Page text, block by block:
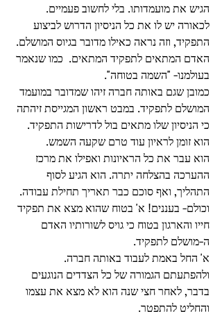
הגיש את מועמדותו. בלי לחשוב פעמיים.
לכאורה יש לו את כל הניסיון הדרוש לביצוע
התפקיד, וזה נראה כאילו מדובר בגיוס המושלם.
האדם המתאים לתפקיד המתאים.  כמו שנאמר
בעולמנו- "השמה בטוחה".
כמובן שגם באותה חברה זיהו שמדובר במועמד
המושלם לתפקיד. במבט ראשון המגייסת זיהתה
כי הניסיון שלו מתאים בול לדרישות התפקיד.
הוא זומן לראיון עוד טרם שקעה השמש.
הוא עבר את כל הראיונות ואפילו את מרכז
ההערכה בהצלחה יתרה. הוא הגיע לסוף
התהליך, ואף סוכם כבר תאריך תחילת עבודה.
וכולם- בעננים! א' בטוח שהוא מצא את תפקיד
חייו והארגון בטוח כי גויס לשורותיו האדם
ה-מושלם לתפקיד.
א' החל באמת לעבוד באותה חברה.
ולהפתעתם הגמורה של כל הצדדים הנוגעים
בדבר, לאחר חצי שנה הוא לא מצא את עצמו
והחליט להתפטר.